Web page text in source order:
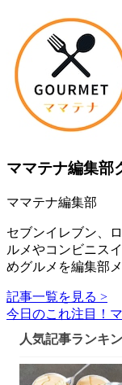
ママテナ編集部
ママテナ編集部
セブンイレブン、
ルメやコンビニス
めグルメを編集部
記事一覧を見る >
今日のこれ注目！
人気記事ランキ